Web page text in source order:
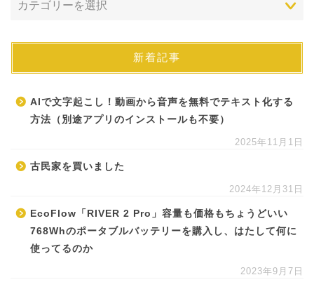
新着記事
AIで文字起こし！動画から音声を無料でテキスト化する
方法（別途アプリのインストールも不要）
2025年11月1日
古民家を買いました
2024年12月31日
EcoFlow「RIVER 2 Pro」容量も価格もちょうどいい
768Whのポータブルバッテリーを購入し、はたして何に
使ってるのか
2023年9月7日